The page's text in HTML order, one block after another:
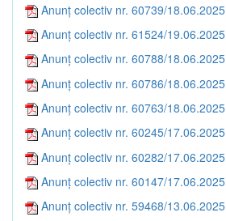
Anunț colectiv nr. 60739/18.06.2025
Anunț colectiv nr. 61524/19.06.2025
Anunț colectiv nr. 60788/18.06.2025
Anunț colectiv nr. 60786/18.06.2025
Anunț colectiv nr. 60763/18.06.2025
Anunț colectiv nr. 60245/17.06.2025
Anunț colectiv nr. 60282/17.06.2025
Anunț colectiv nr. 60147/17.06.2025
Anunț colectiv nr. 59468/13.06.2025